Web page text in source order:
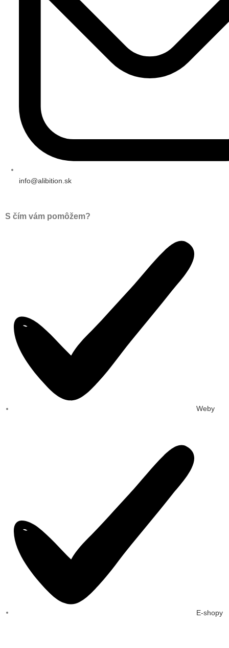
info@alibition.sk
S čím vám pomôžem?
Weby
E-shopy